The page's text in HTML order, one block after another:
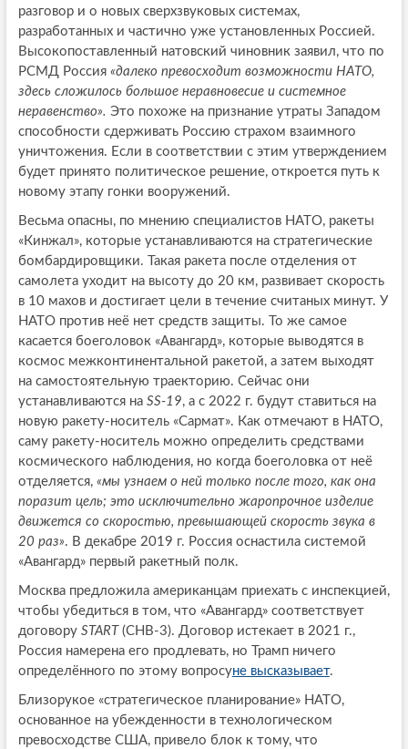
разговор и о новых сверхзвуковых системах,
разработанных и частично уже установленных Россией.
Высокопоставленный натовский чиновник заявил, что по
РСМД Россия «далеко превосходит возможности НАТО,
здесь сложилось большое неравновесие и системное
неравенство». Это похоже на признание утраты Западом
способности сдерживать Россию страхом взаимного
уничтожения. Если в соответствии с этим утверждением
будет принято политическое решение, откроется путь к
новому этапу гонки вооружений.
Весьма опасны, по мнению специалистов НАТО, ракеты
«Кинжал», которые устанавливаются на стратегические
бомбардировщики. Такая ракета после отделения от
самолета уходит на высоту до 20 км, развивает скорость
в 10 махов и достигает цели в течение считаных минут. У
НАТО против неё нет средств защиты. То же самое
касается боеголовок «Авангард», которые выводятся в
космос межконтинентальной ракетой, а затем выходят
на самостоятельную траекторию. Сейчас они
устанавливаются на SS-19, а с 2022 г. будут ставиться на
новую ракету-носитель «Сармат». Как отмечают в НАТО,
саму ракету-носитель можно определить средствами
космического наблюдения, но когда боеголовка от неё
отделяется, «мы узнаем о ней только после того, как она
поразит цель; это исключительно жаропрочное изделие
движется со скоростью, превышающей скорость звука в
20 раз». В декабре 2019 г. Россия оснастила системой
«Авангард» первый ракетный полк.
Москва предложила американцам приехать с инспекцией,
чтобы убедиться в том, что «Авангард» соответствует
договору START (СНВ-3). Договор истекает в 2021 г.,
Россия намерена его продлевать, но Трамп ничего
определённого по этому вопросуне высказывает.
Близорукое «стратегическое планирование» НАТО,
основанное на убежденности в технологическом
превосходстве США, привело блок к тому, что